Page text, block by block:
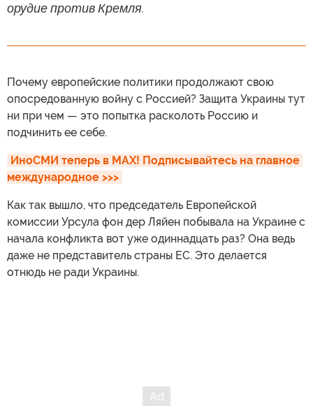
орудие против Кремля.
Почему европейские политики продолжают свою
опосредованную войну с Россией? Защита Украины тут
ни при чем — это попытка расколоть Россию и
подчинить ее себе.
ИноСМИ теперь в MAX! Подписывайтесь на главное
международное >>>
Как так вышло, что председатель Европейской
комиссии Урсула фон дер Ляйен побывала на Украине с
начала конфликта вот уже одиннадцать раз? Она ведь
даже не представитель страны ЕС. Это делается
отнюдь не ради Украины.